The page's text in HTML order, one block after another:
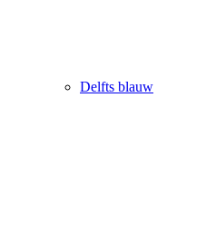
Delfts blauw